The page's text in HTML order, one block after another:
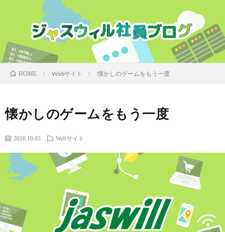
HOME Webサイト 懐かしのゲームをもう一度
懐かしのゲームをもう一度
2016.10.03 Webサイト